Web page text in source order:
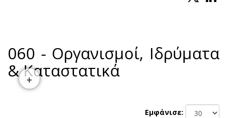
060 - Οργανισμοί, Ιδρύματα
& Καταστατικά
Εμφάνισε:
+